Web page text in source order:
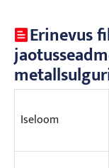
Erinevus
Iseloom